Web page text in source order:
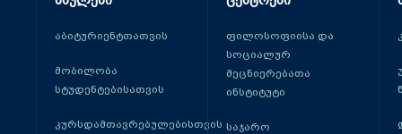
აბიტურიენტთათვის
მობილობა
სტუდენტებისათვის
კურსდამთავრებულებისთვის
ფილოსოფიისა და
სოციალურ
მეცნიერებათა
ინსტიტუტი
საჯარო